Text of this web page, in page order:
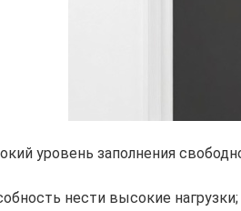
уровень заполнения
нести высокие нагрузки;